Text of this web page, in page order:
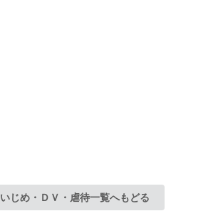
いじめ・ＤＶ・虐待一覧へもどる